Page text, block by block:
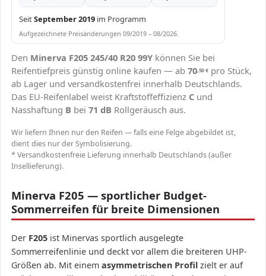
SeitSeptember 2019 im Programm
Aufgezeichnete Preisänderungen 09/2019 – 08/2026.
Den Minerva F205 245/40 R20 99Y können Sie bei
Reifentiefpreis günstig online kaufen — ab 70,50€ pro Stück,
ab Lager und versandkostenfrei innerhalb Deutschlands.
Das EU-Reifenlabel weist Kraftstoffeffizienz C und
Nasshaftung B bei 71 dB Rollgeräusch aus.
Wir liefern Ihnen nur den Reifen — falls eine Felge abgebildet ist,
dient dies nur der Symbolisierung.
* Versandkostenfreie Lieferung innerhalb Deutschlands (außer
Insellieferung).
Minerva F205 — sportlicher Budget-
Sommerreifen für breite Dimensionen
Der F205 ist Minervas sportlich ausgelegte
Sommerreifenlinie und deckt vor allem die breiteren UHP-
Größen ab. Mit einem asymmetrischen Profil zielt er auf